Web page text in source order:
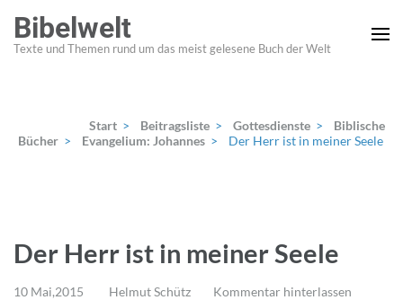
Inhalt
springen
Bibelwelt
Texte und Themen rund um das meist gelesene Buch der Welt
Start > Beitragsliste > Gottesdienste >
Biblische
Bücher > Evangelium: Johannes > Der Herr ist in meiner Seele
Der Herr ist in meiner Seele
10 Mai,2015 Helmut Schütz Kommentar hinterlassen